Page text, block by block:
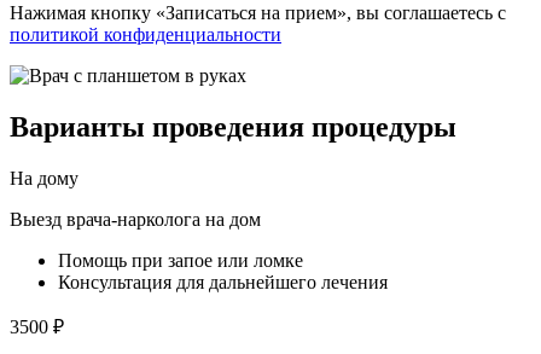
Нажимая кнопку «Записаться на прием», вы соглашаетесь с
политикой конфиденциальности
Варианты проведения процедуры
На дому
Выезд врача-нарколога на дом
Помощь при запое или ломке
Консультация для дальнейшего лечения
3500 ₽